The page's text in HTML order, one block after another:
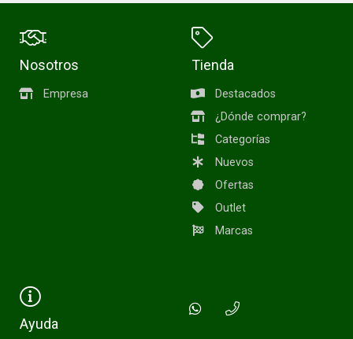
Nosotros
Empresa
Tienda
Destacados
¿Dónde comprar?
Categorías
Nuevos
Ofertas
Outlet
Marcas
Ayuda